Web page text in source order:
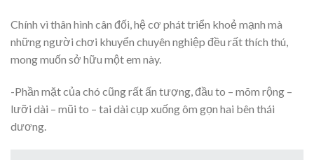
Chính vì thân hình cân đối, hệ cơ phát triển khoẻ mạnh mà
những người chơi khuyển chuyên nghiệp đều rất thích thú,
mong muốn sở hữu một em này.
-Phần mặt của chó cũng rất ấn tượng, đầu to – mõm rộng –
lưỡi dài – mũi to – tai dài cụp xuống ôm gọn hai bên thái
dương.